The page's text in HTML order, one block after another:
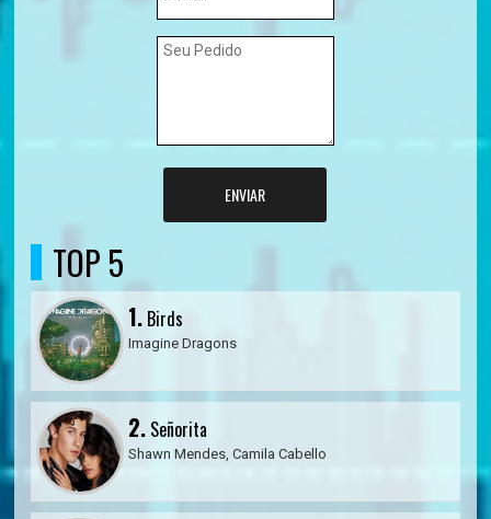
ENVIAR
TOP 5
1. Birds
Imagine Dragons
2. Señorita
Shawn Mendes, Camila Cabello